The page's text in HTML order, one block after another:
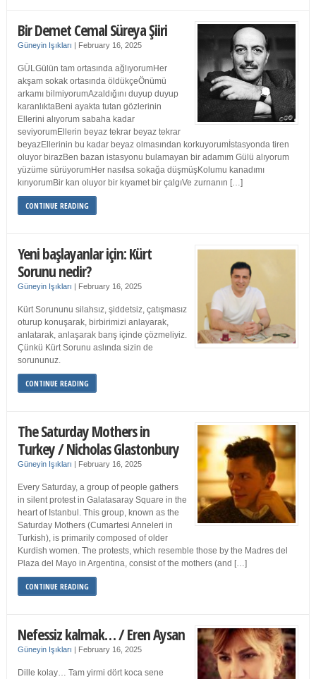
Bir Demet Cemal Süreya Şiiri
Güneyin Işıkları | February 16, 2025
GÜLGülün tam ortasında ağlıyorumHer
akşam sokak ortasında öldükçeÖnümü
arkamı bilmiyorumAzaldığını duyup duyup
karanlıktaBeni ayakta tutan gözlerinin
Ellerini alıyorum sabaha kadar
seviyorumEllerin beyaz tekrar beyaz tekrar
beyazEllerinin bu kadar beyaz olmasından korkuyorumİstasyonda tiren
oluyor birazBen bazan istasyonu bulamayan bir adamım Gülü alıyorum
yüzüme sürüyorumHer nasılsa sokağa düşmüşKolumu kanadımı
kırıyorumBir kan oluyor bir kıyamet bir çalgıVe zurnanın […]
CONTINUE READING
Yeni başlayanlar için: Kürt
Sorunu nedir?
Güneyin Işıkları | February 16, 2025
Kürt Sorununu silahsız, şiddetsiz, çatışmasız
oturup konuşarak, birbirimizi anlayarak,
anlatarak, anlaşarak barış içinde çözmeliyiz.
Çünkü Kürt Sorunu aslında sizin de
sorununuz.
CONTINUE READING
The Saturday Mothers in
Turkey / Nicholas Glastonbury
Güneyin Işıkları | February 16, 2025
Every Saturday, a group of people gathers
in silent protest in Galatasaray Square in the
heart of Istanbul. This group, known as the
Saturday Mothers (Cumartesi Anneleri in
Turkish), is primarily composed of older
Kurdish women. The protests, which resemble those by the Madres del
Plaza del Mayo in Argentina, consist of the mothers (and […]
CONTINUE READING
Nefessiz kalmak… / Eren Aysan
Güneyin Işıkları | February 16, 2025
Dille kolay… Tam yirmi dört koca sene